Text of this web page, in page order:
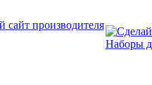
производителя
Наборы